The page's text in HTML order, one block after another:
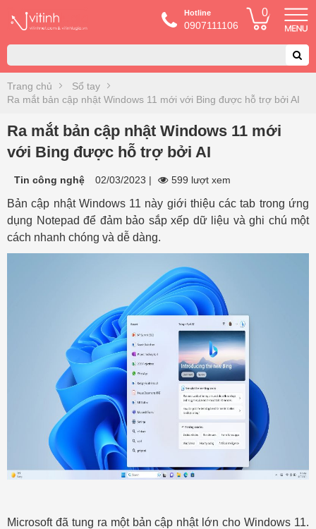
Hotline
0907111106
0
Trang chủ
Sổ tay
Ra mắt bản cập nhật Windows 11 mới với Bing được hỗ trợ bởi AI
Ra mắt bản cập nhật Windows 11 mới
với Bing được hỗ trợ bởi AI
Tin công nghệ 02/03/2023 | 599 lượt xem
Bản cập nhật Windows 11 này giới thiệu các tab trong ứng
dụng Notepad để đảm bảo sắp xếp dữ liệu và ghi chú một
cách nhanh chóng và dễ dàng.
Microsoft đã tung ra một bản cập nhật lớn cho Windows 11.